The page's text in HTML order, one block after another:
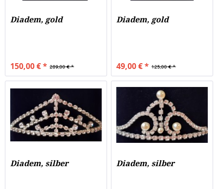
Diadem, gold
289,00 € *
150,00 € *
Diadem, gold
125,00 € *
49,00 € *
Diadem, silber Diadem, silber